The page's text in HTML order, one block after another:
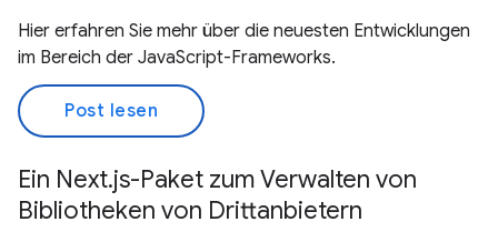
Hier erfahren Sie mehr über die neuesten Entwicklungen
im Bereich der JavaScript-Frameworks.
Post lesen
Ein Next.js-Paket zum Verwalten von
Bibliotheken von Drittanbietern